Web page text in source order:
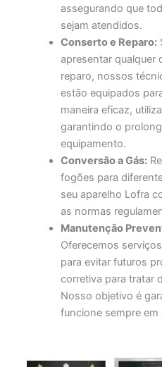
assegurando que
sejam atendidos.
Conserto e Reparo:
apresentar qualquer
reparo, nossos
estão equipados
maneira eficaz,
garantindo o
equipamento.
Conversão a Gás:
fogões para
seu aparelho Lofra
as normas
Manutenção
Oferecemos
para evitar futuros
corretiva para tratar
Nosso objetivo é
funcione sempre